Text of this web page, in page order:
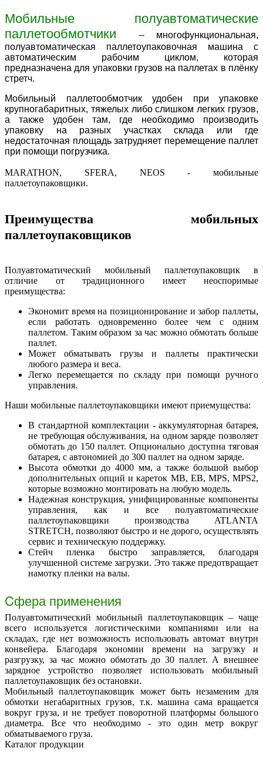
Мобильные полуавтоматические
паллетообмотчики – многофункциональная,
полуавтоматическая паллетоупаковочная машина c
автоматическим рабочим циклом, которая
предназначена для упаковки грузов на паллетах в плёнку
стретч.
Мобильный паллетообмотчик удобен при упаковке
крупногабаритных, тяжелых либо слишком легких грузов,
а также удобен там, где необходимо производить
упаковку на разных участках склада или где
недостаточная площадь затрудняет перемещение паллет
при помощи погрузчика.
MARATHON, SFERA, NEOS - мобильные
паллетоупаковщики.
Преимущества мобильных
паллетоупаковщиков
Полуавтоматический мобильный паллетоупаковщик в
отличие от традиционного имеет неоспоримые
преимущества:
Экономит время на позиционирование и забор паллеты,
если работать одновременно более чем с одним
паллетом. Таким образом за час можно обмотать больше
паллет.
Может обматывать грузы и паллеты практически
любого размера и веса.
Легко перемещается по складу при помощи ручного
управления.
Наши мобильные паллетоупаковщики имеют приемущества:
В стандартной комплектации - аккумуляторная батарея,
не требующая обслуживания, на одном заряде позволяет
обмотать до 150 паллет. Опционально доступна тяговая
батарея, с автономией до 300 паллет на одном заряде.
Высота обмотки до 4000 мм, а также большой выбор
дополнительных опций и кареток MB, EB, MPS, MPS2,
которые возможно монтировать на любую модель.
Надежная конструкция, унифицированные компоненты
управления, как и все полуавтоматические
паллетоупаковщики производства ATLANTA
STRETCH, позволяют быстро и не дорого, осуществлять
сервис и техническую поддержку.
Стейч пленка быстро заправляется, благодаря
улучшенной системе загрузки. Это также предотвращает
намотку пленки на валы.
Cфера применения
Полуавтоматический мобильный паллетоупаковщик – чаще
всего используется логистическими компаниями или на
складах, где нет возможность использовать автомат внутри
конвейера. Благодаря экономии времени на загрузку и
разгрузку, за час можно обмотать до 30 паллет. А внешнее
зарядное устройство позволяет использовать мобильный
паллетоупаковщик без остановки.
Мобильный паллетоупаковщик может быть незаменим для
обмотки негабаритных грузов, т.к. машина сама вращается
вокруг груза, и не требует поворотной платформы большого
диаметра. Все что необходимо - это один метр вокруг
обматываемого груза.
Каталог продукции